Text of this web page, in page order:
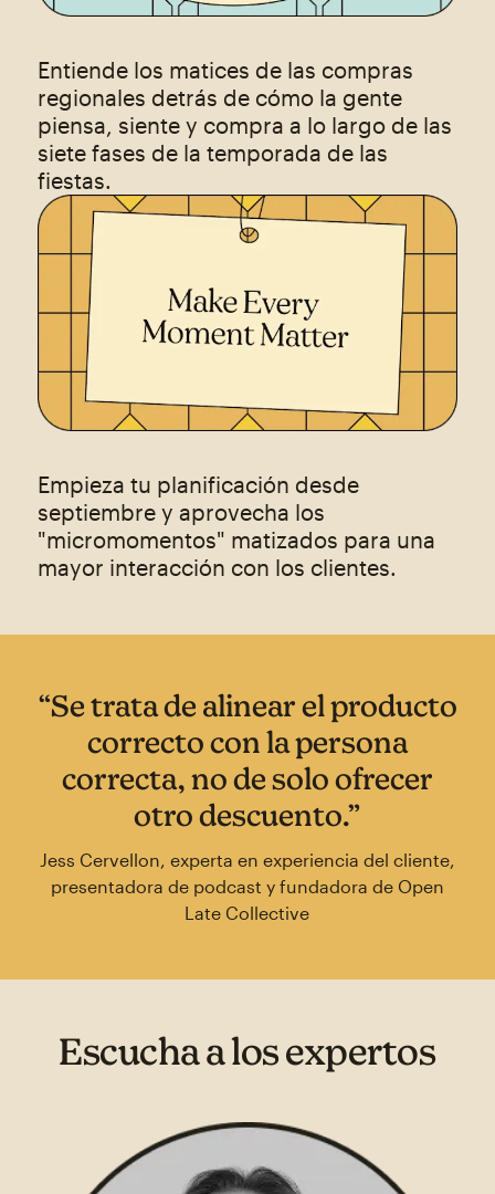
Entiende los matices de las compras
regionales detrás de cómo la gente
piensa, siente y compra a lo largo de las
siete fases de la temporada de las
fiestas.
Empieza tu planificación desde
septiembre y aprovecha los
"micromomentos" matizados para una
mayor interacción con los clientes.
“Se trata de alinear el producto
correcto con la persona
correcta, no de solo ofrecer
otro descuento.”
Jess Cervellon, experta en experiencia del cliente,
presentadora de podcast y fundadora de Open
Late Collective
Escucha a los expertos